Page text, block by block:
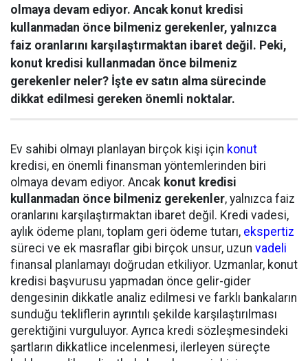
olmaya devam ediyor. Ancak konut kredisi
kullanmadan önce bilmeniz gerekenler, yalnızca
faiz oranlarını karşılaştırmaktan ibaret değil. Peki,
konut kredisi kullanmadan önce bilmeniz
gerekenler neler? İşte ev satın alma sürecinde
dikkat edilmesi gereken önemli noktalar.
Ev sahibi olmayı planlayan birçok kişi için konut
kredisi, en önemli finansman yöntemlerinden biri
olmaya devam ediyor. Ancak konut kredisi
kullanmadan önce bilmeniz gerekenler, yalnızca faiz
oranlarını karşılaştırmaktan ibaret değil. Kredi vadesi,
aylık ödeme planı, toplam geri ödeme tutarı, ekspertiz
süreci ve ek masraflar gibi birçok unsur, uzun vadeli
finansal planlamayı doğrudan etkiliyor. Uzmanlar, konut
kredisi başvurusu yapmadan önce gelir-gider
dengesinin dikkatle analiz edilmesi ve farklı bankaların
sunduğu tekliflerin ayrıntılı şekilde karşılaştırılması
gerektiğini vurguluyor. Ayrıca kredi sözleşmesindeki
şartların dikkatlice incelenmesi, ilerleyen süreçte